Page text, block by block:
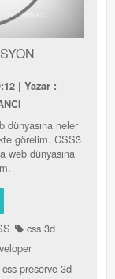
| Yazar :
dünyasına neler
görelim. CSS3
web dünyasına
css 3d
preserve-3d